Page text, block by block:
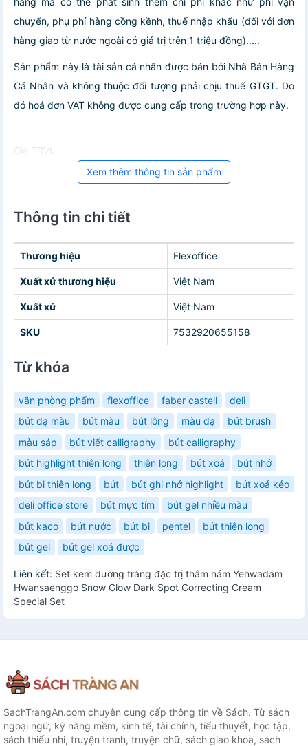
chuyển, phụ phí hàng cồng kềnh, thuế nhập khẩu (đối với đơn
hàng giao từ nước ngoài có giá trị trên 1 triệu đồng).....
Sản phẩm này là tài sản cá nhân được bán bởi Nhà Bán Hàng
Cá Nhân và không thuộc đối tượng phải chịu thuế GTGT. Do
đó hoá đơn VAT không được cung cấp trong trường hợp này.
Giá TRVL
Xem thêm thông tin sản phẩm
Thông tin chi tiết
Thương hiệu Flexoffice
Xuất xứ thương hiệu Việt Nam
Xuất xứ Việt Nam
SKU 7532920655158
Từ khóa
văn phòng phẩm flexoffice faber castell
deli
bút dạ màu
bút màu bút lông màu dạ
bút brush
màu sáp
bút viết calligraphy
bút calligraphy
bút highlight thiên long
thiên long bút xoá
bút nhớ
bút bi thiên long
bút bút ghi nhớ highlight
bút xoá kéo
deli office store
bút mực tím
bút gel nhiều màu
bút kaco
bút nước bút bi pentel
bút thiên long
bút gel
bút gel xoá được
Liên kết: Set kem dưỡng trắng đặc trị thâm nám Yehwadam
Hwansaenggo Snow Glow Dark Spot Correcting Cream
Special Set
SachTrangAn.com chuyên cung cấp thông tin về Sách. Từ sách
ngoại ngữ, kỹ năng mềm, kinh tế, tài chính, tiểu thuyết, học tập,
sách thiếu nhi, truyện tranh, truyện chữ, sách giao khoa, sách